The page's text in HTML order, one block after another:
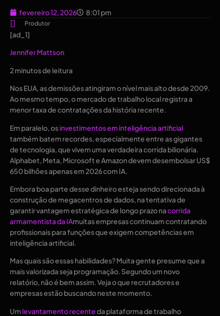
fevereiro 12, 2026 8:01 pm
Produtor
[ad_1]
Jennifer Mattson
2 minutos de leitura
Nos EUA, as demissões atingiram o nível mais alto desde 2009.
Ao mesmo tempo, o mercado de trabalho local registra a
menor taxa de contratações da história recente.
Em paralelo, osinvestimentos em inteligência artificial
também batem recordes, especialmente entre as gigantes
de tecnologia, que vivem uma verdadeira corrida bilionária.
Alphabet, Meta, Microsoft e Amazon devem desembolsar US$
650 bilhões apenas em 2026 com IA.
Embora boa parte desse dinheiro esteja sendo direcionada à
construção de megacentros de dados, na tentativa de
garantir vantagem estratégica de longo prazo nacorrida
armamentista da IAmuitas empresas continuam contratando
profissionais para funções que exigem competências em
inteligência artificial.
Mas quais são essas habilidades? Muita gente presume que a
mais valorizada seja programação. Segundo um novo
relatório, não é bem assim. Veja o que recrutadores e
empresas estão buscando neste momento.
Um levantamento recenteda plataforma de trabalho